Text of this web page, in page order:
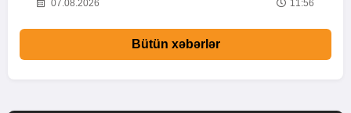
07.08.2026 11:56
Bütün xəbərlər